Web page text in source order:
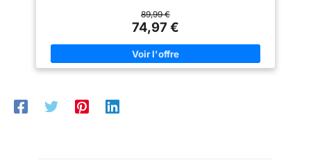
système breveté Senseo Crema garantit désormais une crème
à pores fins encore meilleure à chaque café Fabriqué à partir
de 21 Percentage de plastique recyclé : fabriqué à partir de 21
Percentage de plastique recyclé pour les pièces qui n'entrent
pas en contact avec les aliments Une ou deux tasses à la fois:
préparez une ou deux tasses de votre délicieux café Senseo
89,99 €
74,97 €